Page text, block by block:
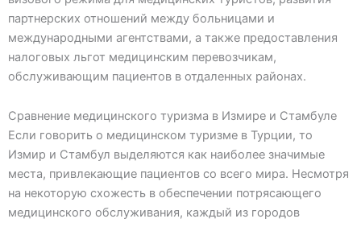
партнерских отношений между больницами и
международными агентствами, а также предоставления
налоговых льгот медицинским перевозчикам,
обслуживающим пациентов в отдаленных районах.
Сравнение медицинского туризма в Измире и Стамбуле
Если говорить о медицинском туризме в Турции, то
Измир и Стамбул выделяются как наиболее значимые
места, привлекающие пациентов со всего мира. Несмотря
на некоторую схожесть в обеспечении потрясающего
медицинского обслуживания, каждый из городов